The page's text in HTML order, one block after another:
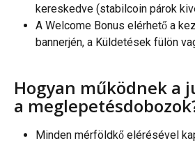
kereskedve (stabilcoin párok
A Welcome Bonus elérhető a
bannerjén, a Küldetések fülön
Hogyan működnek a
a
Minden mérföldkő elérésével